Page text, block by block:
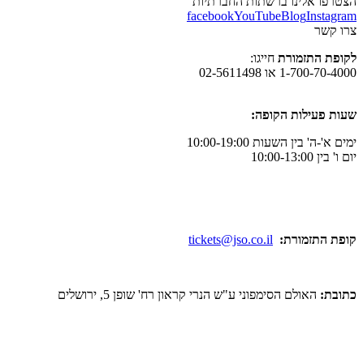
facebookYouTubeBlogInstagram
צרו קשר
לקופת התזמורת חייגו:
1-700-70-4000 או 02-5611498
שעות פעילות הקופה:
ימים א'-ה' בין השעות 10:00-19:00
יום ו' בין 10:00-13:00
קופת התזמורת: tickets@jso.co.il
כתובת: האולם הסימפוני ע"ש הנרי קראון רח' שופן 5, ירושלים